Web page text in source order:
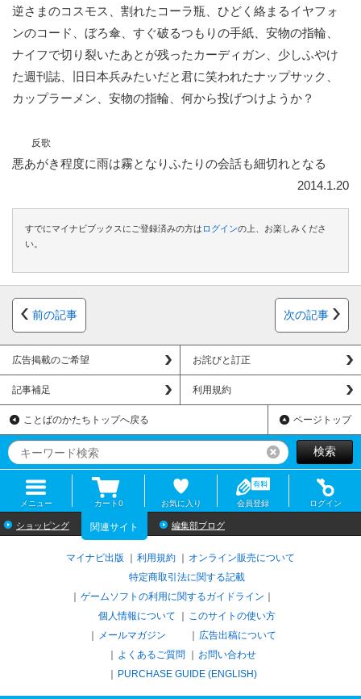
逆さまのコスモス、割れたコーラ瓶、ひどく絡まるイヤフォ
ンのコード、ぼろ傘、すぐ破るつもりの手紙、安物の指輪、
ナイフで切り裂いたあとが残ったカーディガン、少しふやけ
た週刊誌、旧日本兵みたいだと君に笑われたナップサック、
カップラーメン、安物の指輪、何から投げつけようか？
反歌
悪あがき程度に雨は霧となりふたりの会話も細切れとなる
2014.1.20
すでにマイナビブックスにご登録済みの方は ログインの上、お楽しみくださ
い。
前の記事 次の記事
広告掲載のご希望 お詫びと訂正
記事補足 利用規約
ことばのかたちトップへ戻る ページトップ
リセット検索
メニュー カート0 お気に入り 会員登録 ログイン
ショッピング 関連サイト 編集部ブログ
マイナビ出版 利用規約
オンライン販売について
特定商取引法に関する記載
ゲームソフトの利用に関するガイドライン
個人情報について
このサイトの使い方
メールマガジン
広告出稿について
よくあるご質問
お問い合わせ
PURCHASE GUIDE (ENGLISH)